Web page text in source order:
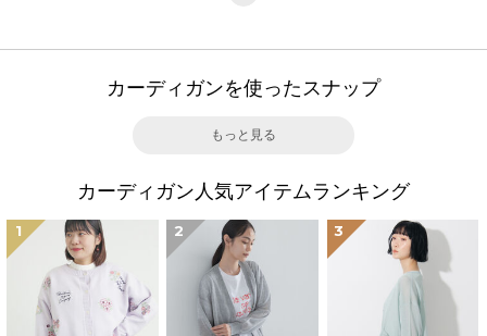
カーディガンを使ったスナップ
もっと見る
カーディガン人気アイテムランキング
1 2 3